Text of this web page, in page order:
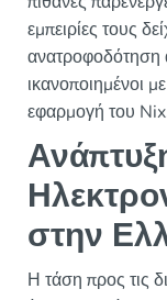
εμπειρίες τους
ανατροφοδότηση
ικανοποιημένοι
εφαρμογή του
στην
Η τάση προς τις